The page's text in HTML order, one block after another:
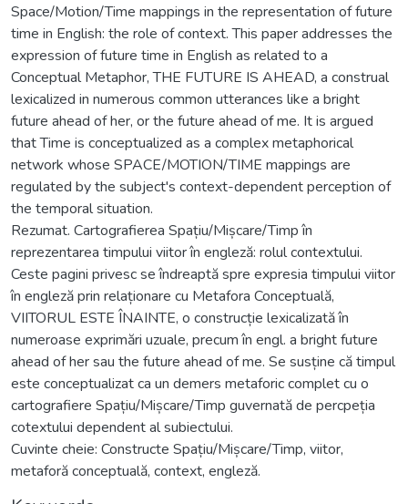
Space/Motion/Time mappings in the representation of future
time in English: the role of context. This paper addresses the
expression of future time in English as related to a
Conceptual Metaphor, THE FUTURE IS AHEAD, a construal
lexicalized in numerous common utterances like a bright
future ahead of her, or the future ahead of me. It is argued
that Time is conceptualized as a complex metaphorical
network whose SPACE/MOTION/TIME mappings are
regulated by the subject's context-dependent perception of
the temporal situation.
Rezumat. Cartografierea Spațiu/Mișcare/Timp în
reprezentarea timpului viitor în engleză: rolul contextului.
Ceste pagini privesc se îndreaptă spre expresia timpului viitor
în engleză prin relaționare cu Metafora Conceptuală,
VIITORUL ESTE ÎNAINTE, o construcție lexicalizată în
numeroase exprimări uzuale, precum în engl. a bright future
ahead of her sau the future ahead of me. Se susține că timpul
este conceptualizat ca un demers metaforic complet cu o
cartografiere Spațiu/Mișcare/Timp guvernată de percpeția
cotextului dependent al subiectului.
Cuvinte cheie: Constructe Spațiu/Mișcare/Timp, viitor,
metaforă conceptuală, context, engleză.